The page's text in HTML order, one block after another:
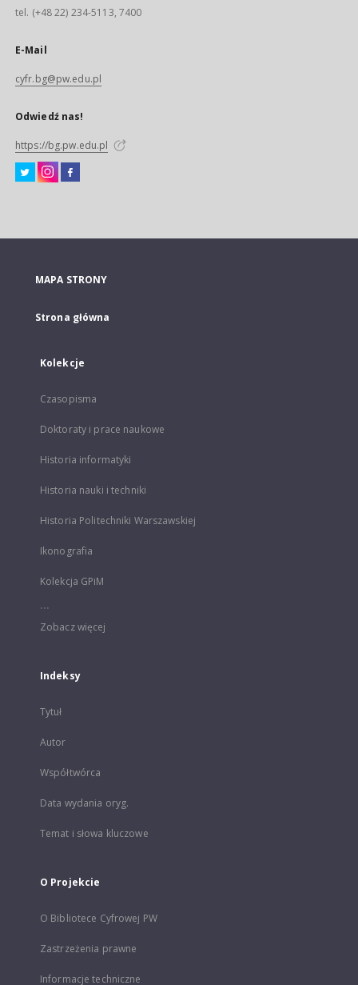
tel. (+48 22) 234-5113, 7400
E-Mail
cyfr.bg@pw.edu.pl
Odwiedź nas!
https://bg.pw.edu.pl
MAPA STRONY
Strona główna
Kolekcje
Czasopisma
Doktoraty i prace naukowe
Historia informatyki
Historia nauki i techniki
Historia Politechniki Warszawskiej
Ikonografia
Kolekcja GPiM
...
Zobacz więcej
Indeksy
Tytuł
Autor
Współtwórca
Data wydania oryg.
Temat i słowa kluczowe
O Projekcie
O Bibliotece Cyfrowej PW
Zastrzeżenia prawne
Informacje techniczne